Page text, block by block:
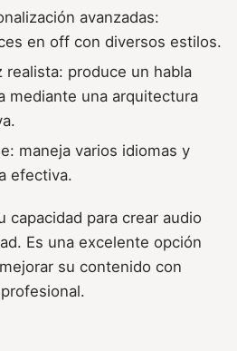
avanzadas:
en off con diversos estilos.
realista: produce un habla
mediante una arquitectura
maneja varios idiomas y
efectiva.
capacidad para crear audio
Es una excelente opción
su contenido con